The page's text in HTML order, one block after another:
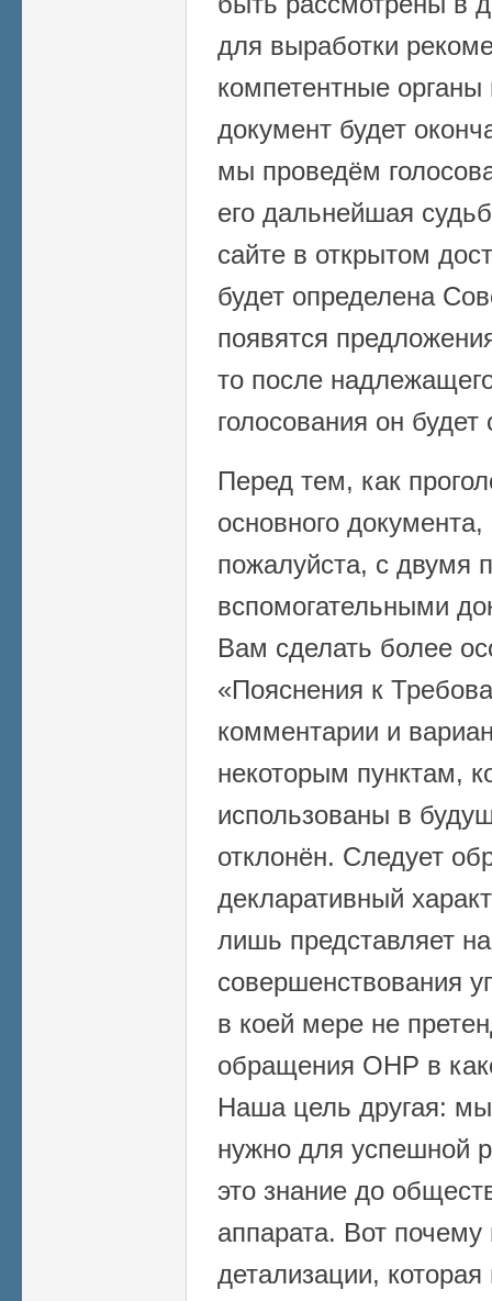
для выработки
компетентные органы
документ будет
мы проведём
его дальнейшая
сайте в открытом
будет определена
появятся
то после
голосования он будет
Перед тем, как
основного
пожалуйста, с двумя
вспомогательными
Вам сделать более
«Пояснения к
комментарии и
некоторым пунктам,
использованы в
отклонён. Следует
декларативный
лишь представляет
совершенствования
в коей мере не
обращения ОНР в
Наша цель другая:
нужно для успешной
это знание до
аппарата. Вот
детализации,